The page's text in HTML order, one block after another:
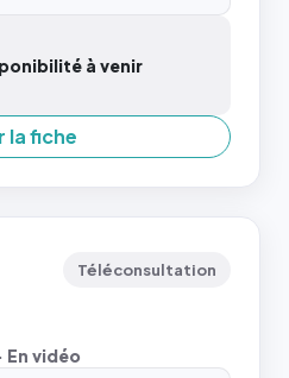
à venir
la fiche
Téléconsultation
En vidéo